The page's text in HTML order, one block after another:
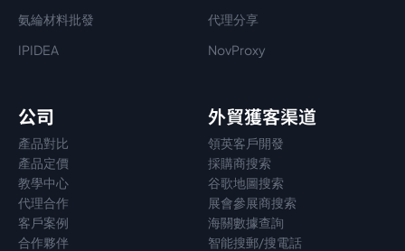
氨綸材料批發
代理分享
IPIDEA
NovProxy
公司
產品對比
產品定價
教學中心
代理合作
客戶案例
合作夥伴
外貿獲客渠道
領英客戶開發
採購商搜索
谷歌地圖搜索
展會參展商搜索
海關數據查詢
智能搜郵/搜電話